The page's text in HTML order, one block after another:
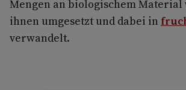
Mengen an biologischem Material
ihnen umgesetzt und dabei in
verwandelt.